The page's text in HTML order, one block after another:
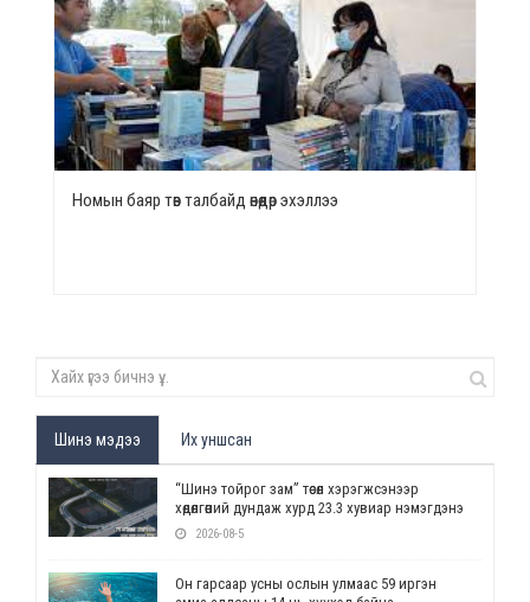
Номын баяр төв талбайд өнөөдөр эхэллээ
Шинэ мэдээ Их уншсан
“Шинэ тойрог зам” төсөл хэрэгжсэнээр
хөдөлгөөний дундаж хурд 23.3 хувиар нэмэгдэнэ
2026-08-5
Он гарсаар усны ослын улмаас 59 иргэн